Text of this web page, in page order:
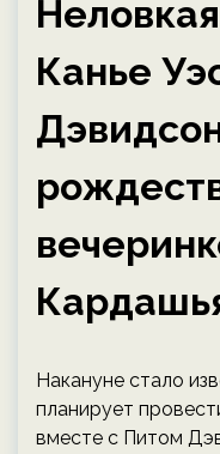
Канье
Накануне стало
планирует
вместе с Питом